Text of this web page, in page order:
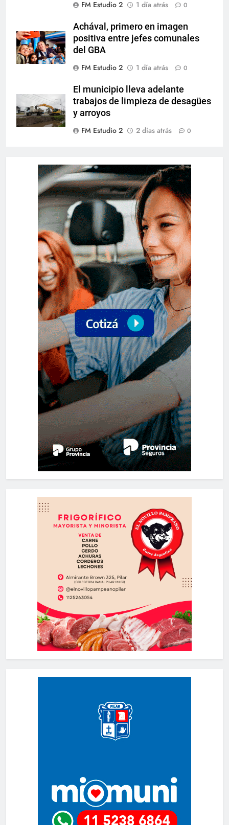
FM Estudio 2 1 día atrás 0
Achával, primero en imagen
positiva entre jefes comunales
del GBA
FM Estudio 2
1 día atrás 0
El municipio lleva adelante
trabajos de limpieza de desagües
y arroyos
FM Estudio 2
2 días atrás 0